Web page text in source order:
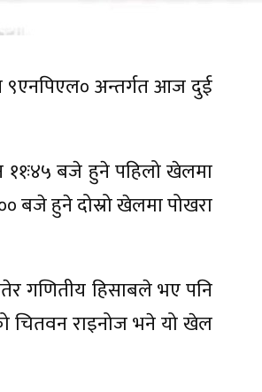
९एनपिएल० अन्तर्गत आज दुई
११ः४५ बजे हुने पहिलो खेलमा
बजे हुने दोस्रो खेलमा पोखरा
गणितीय हिसाबले भए पनि
चितवन राइनोज भने यो खेल